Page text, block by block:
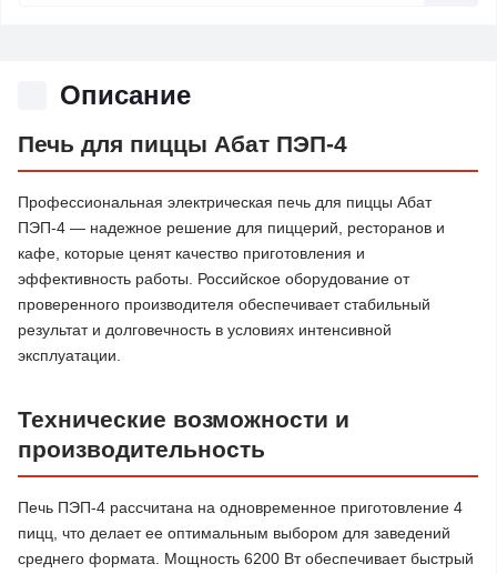
Описание
Печь для пиццы Абат ПЭП-4
Профессиональная электрическая печь для пиццы Абат
ПЭП-4 — надежное решение для пиццерий, ресторанов и
кафе, которые ценят качество приготовления и
эффективность работы. Российское оборудование от
проверенного производителя обеспечивает стабильный
результат и долговечность в условиях интенсивной
эксплуатации.
Технические возможности и
производительность
Печь ПЭП-4 рассчитана на одновременное приготовление 4
пицц, что делает ее оптимальным выбором для заведений
среднего формата. Мощность 6200 Вт обеспечивает быстрый